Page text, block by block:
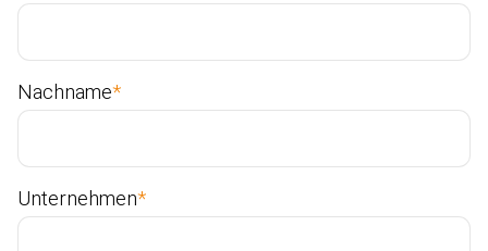
Nachname*
Unternehmen*